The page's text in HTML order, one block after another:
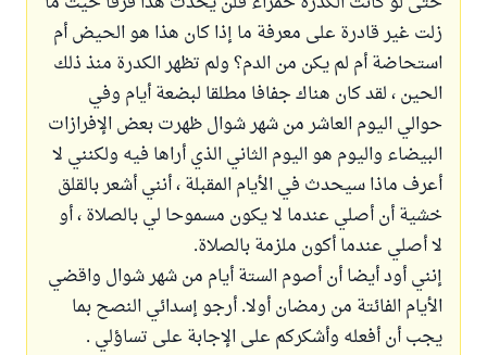
زلت غير قادرة على معرفة ما إذا كان هذا هو الحيض أم
استحاضة أم لم يكن من الدم؟ ولم تظهر الكدرة منذ ذلك
الحين ، لقد كان هناك جفافا مطلقا لبضعة أيام وفي
حوالي اليوم العاشر من شهر شوال ظهرت بعض الإفرازات
البيضاء واليوم هو اليوم الثاني الذي أراها فيه ولكنني لا
أعرف ماذا سيحدث في الأيام المقبلة ، أنني أشعر بالقلق
خشية أن أصلي عندما لا يكون مسموحا لي بالصلاة ، أو
لا أصلي عندما أكون ملزمة بالصلاة.
إنني أود أيضا أن أصوم الستة أيام من شهر شوال واقضي
الأيام الفائتة من رمضان أولا. أرجو إسدائي النصح بما
يجب أن أفعله وأشكركم على الإجابة على تساؤلي .